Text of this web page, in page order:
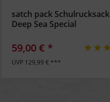
satch pack Schulrucksack
Deep Sea Special
59,00 € *
UVP 129,99 € ***